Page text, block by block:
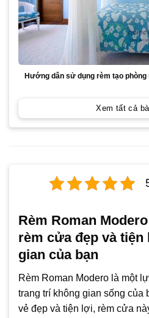
Rèm Roman
rèm cửa đẹp và
gian của bạn
Rèm Roman Modero là một
trang trí không gian sống
vẻ đẹp và tiện lợi, rèm cửa
Hướng dẫn sử dụng rèm tạo phòng
Xem tất cả